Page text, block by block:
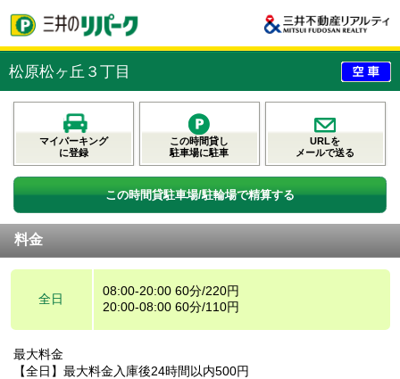
松原松ヶ丘３丁目
マイパーキング
に登録
この時間貸し
駐車場に駐車
URLを
メールで送る
この時間貸駐車場/駐輪場で精算する
料金
全日
08:00-20:00 60分/220円
20:00-08:00 60分/110円
最大料金
【全日】最大料金入庫後24時間以内500円